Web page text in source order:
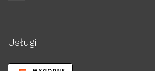
Usługi